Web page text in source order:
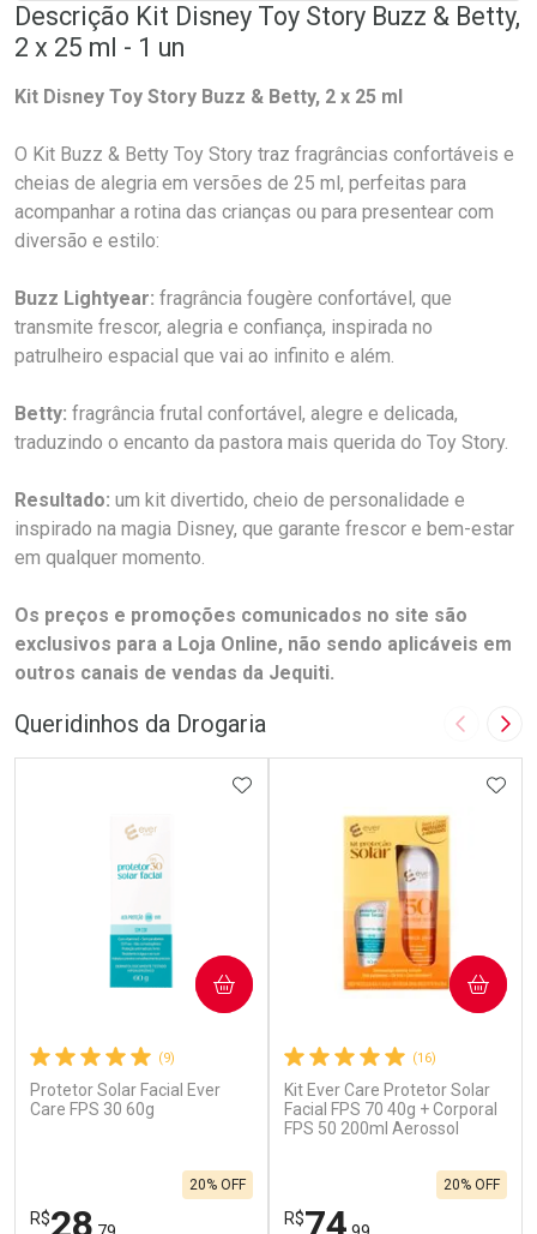
Descrição Kit Disney Toy Story Buzz & Betty,
2 x 25 ml - 1 un
Kit Disney Toy Story Buzz & Betty, 2 x 25 ml
O Kit Buzz & Betty Toy Story traz fragrâncias confortáveis e
cheias de alegria em versões de 25 ml, perfeitas para
acompanhar a rotina das crianças ou para presentear com
diversão e estilo:
Buzz Lightyear: fragrância fougère confortável, que
transmite frescor, alegria e confiança, inspirada no
patrulheiro espacial que vai ao infinito e além.
Betty: fragrância frutal confortável, alegre e delicada,
traduzindo o encanto da pastora mais querida do Toy Story.
Resultado: um kit divertido, cheio de personalidade e
inspirado na magia Disney, que garante frescor e bem-estar
em qualquer momento.
Os preços e promoções comunicados no site são
exclusivos para a Loja Online, não sendo aplicáveis em
outros canais de vendas da Jequiti.
Queridinhos da Drogaria Imagem
(9)
Protetor Solar Facial Ever
Care FPS 30 60g
R$28
20% OFF
ADICIONAR AOS FAVORITOS
COMPRAR
(16)
Kit Ever Care Protetor Solar
Facial FPS 70 40g + Corporal
FPS 50 200ml Aerossol
R$74
20% OFF
COMPRAR